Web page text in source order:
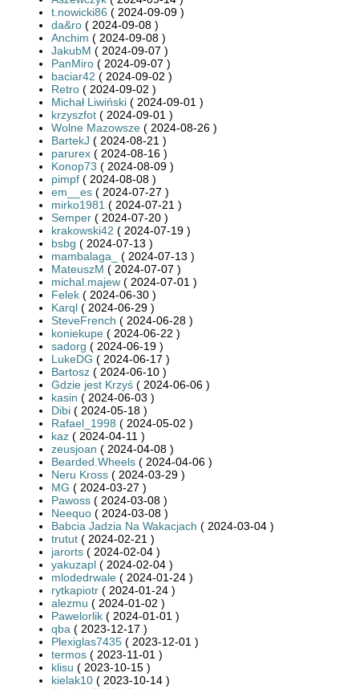
t.nowicki86 ( 2024-09-09 )
da&ro ( 2024-09-08 )
Anchim ( 2024-09-08 )
JakubM ( 2024-09-07 )
PanMiro ( 2024-09-07 )
baciar42 ( 2024-09-02 )
Retro ( 2024-09-02 )
Michał Liwiński ( 2024-09-01 )
krzyszfot ( 2024-09-01 )
Wolne Mazowsze ( 2024-08-26 )
BartekJ ( 2024-08-21 )
parurex ( 2024-08-16 )
Konop73 ( 2024-08-09 )
pimpf ( 2024-08-08 )
em__es ( 2024-07-27 )
mirko1981 ( 2024-07-21 )
Semper ( 2024-07-20 )
krakowski42 ( 2024-07-19 )
bsbg ( 2024-07-13 )
mambalaga_
( 2024-07-13 )
MateuszM ( 2024-07-07 )
michal.majew ( 2024-07-01 )
Felek ( 2024-06-30 )
Karql ( 2024-06-29 )
SteveFrench ( 2024-06-28 )
koniekupe ( 2024-06-22 )
sadorg ( 2024-06-19 )
LukeDG ( 2024-06-17 )
Bartosz ( 2024-06-10 )
Gdzie jest Krzyś ( 2024-06-06 )
kasin ( 2024-06-03 )
Dibi ( 2024-05-18 )
Rafael_1998 ( 2024-05-02 )
kaz ( 2024-04-11 )
zeusjoan ( 2024-04-08 )
Bearded.Wheels ( 2024-04-06 )
Neru Kross ( 2024-03-29 )
MG ( 2024-03-27 )
Pawoss ( 2024-03-08 )
Neequo ( 2024-03-08 )
Babcia Jadzia Na Wakacjach ( 2024-03-04 )
trutut ( 2024-02-21 )
jarorts ( 2024-02-04 )
yakuzapl ( 2024-02-04 )
mlodedrwale ( 2024-01-24 )
rytkapiotr ( 2024-01-24 )
alezmu ( 2024-01-02 )
Pawelorlik ( 2024-01-01 )
qba ( 2023-12-17 )
Plexiglas7435 ( 2023-12-01 )
termos ( 2023-11-01 )
klisu ( 2023-10-15 )
kielak10 ( 2023-10-14 )